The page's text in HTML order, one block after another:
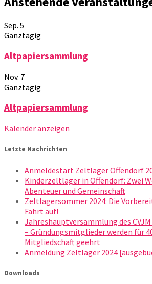
Sep. 5
Ganztägig
Altpapiersammlung
Nov. 7
Ganztägig
Altpapiersammlung
Kalender anzeigen
Letzte Nachrichten
Anmeldestart Zeltlager Offendorf
Kinderzeltlager in Offendorf: Zwei
Abenteuer und Gemeinschaft
Zeltlagersommer 2024: Die
Fahrt auf!
Jahreshauptversammlung des CVJM
– Gründungsmitglieder werden für
Mitgliedschaft geehrt
Anmeldung Zeltlager 2024
Downloads